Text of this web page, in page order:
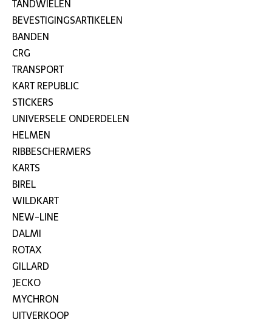
TANDWIELEN
BEVESTIGINGSARTIKELEN
BANDEN
CRG
TRANSPORT
KART REPUBLIC
STICKERS
UNIVERSELE ONDERDELEN
HELMEN
RIBBESCHERMERS
KARTS
BIREL
WILDKART
NEW-LINE
DALMI
ROTAX
GILLARD
JECKO
MYCHRON
UITVERKOOP